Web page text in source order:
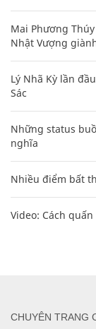
Mai Phương
Nhật Vượng
Lý Nhã Kỳ lần
Sác
Những status
nghĩa
Nhiều điểm bất
Video: Cách
CHUYÊN TRANG